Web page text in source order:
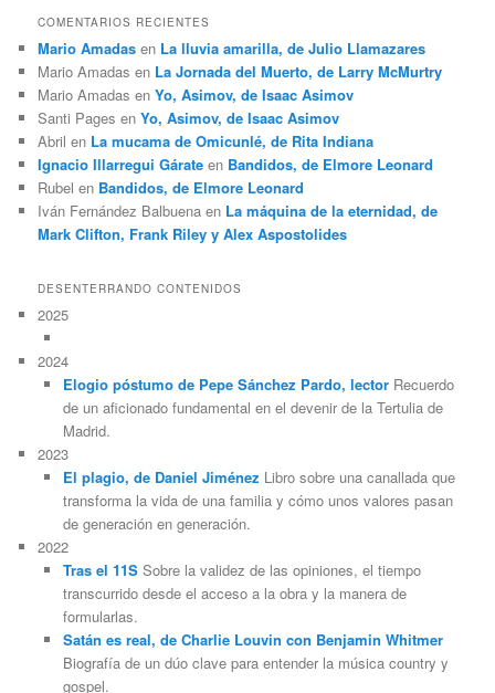
COMENTARIOS RECIENTES
Mario Amadas en La lluvia amarilla, de Julio Llamazares
Mario Amadas en La Jornada del Muerto, de Larry McMurtry
Mario Amadas enYo, Asimov, de Isaac Asimov
Santi Pages enYo, Asimov, de Isaac Asimov
Abril en La mucama de Omicunlé, de Rita Indiana
Ignacio Illarregui Gárate en Bandidos, de Elmore Leonard
Rubel en Bandidos, de Elmore Leonard
Iván Fernández Balbuena en La máquina de la eternidad, de
Mark Clifton, Frank Riley y Alex Aspostolides
DESENTERRANDO CONTENIDOS
2025
2024
Elogio póstumo de Pepe Sánchez Pardo, lectorRecuerdo
de un aficionado fundamental en el devenir de la Tertulia de
Madrid.
2023
El plagio, de Daniel Jiménez Libro sobre una canallada que
transforma la vida de una familia y cómo unos valores pasan
de generación en generación.
2022
Tras el 11SSobre la validez de las opiniones, el tiempo
transcurrido desde el acceso a la obra y la manera de
formularlas.
Satán es real, de Charlie Louvin con Benjamin Whitmer
Biografía de un dúo clave para entender la música country y
gospel.